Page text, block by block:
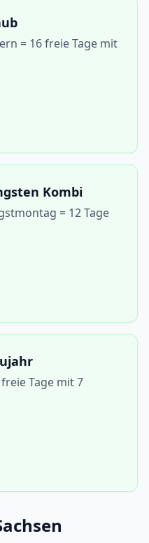
= 16 freie Tage mit
Kombi
= 12 Tage
Tage mit 7